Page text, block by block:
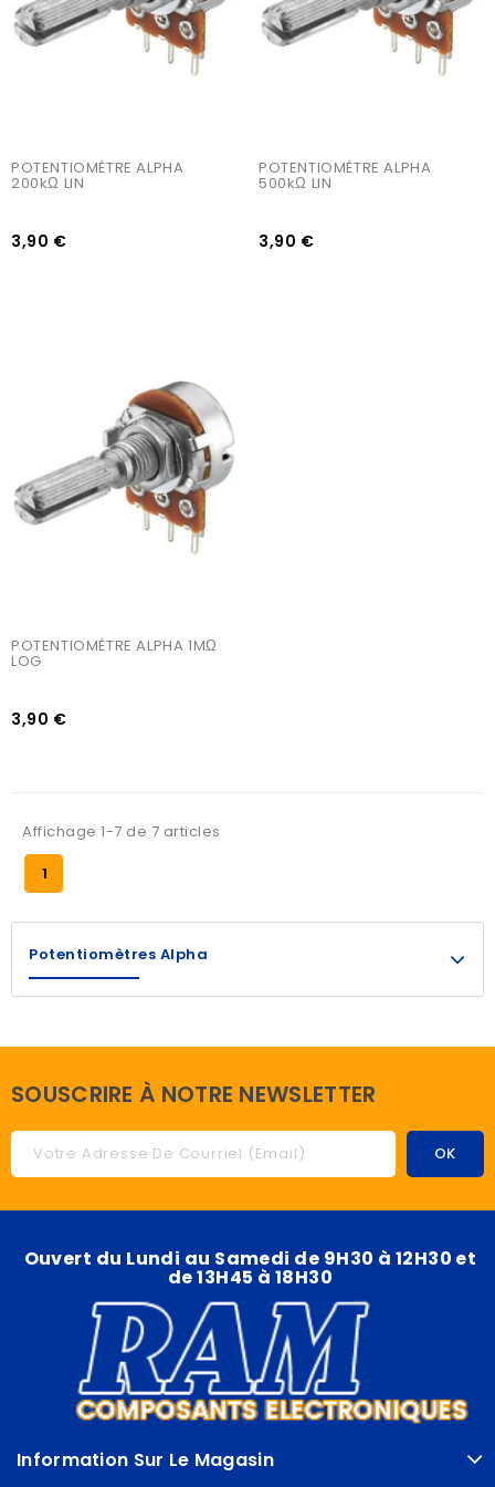
POTENTIOMÈTRE ALPHA
200kΩ LIN
3,90 €
POTENTIOMÈTRE ALPHA
500kΩ LIN
3,90 €
POTENTIOMÈTRE ALPHA 1MΩ
LOG
3,90 €
Affichage 1-7 de 7 articles
1
Potentiomètres Alpha
SOUSCRIRE À NOTRE NEWSLETTER
Ouvert du Lundi au Samedi de 9H30 à 12H30 et
de 13H45 à 18H30
Information Sur Le Magasin